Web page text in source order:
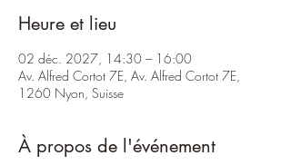
Heure et lieu
02 déc. 2027, 14:30 – 16:00
Av. Alfred Cortot 7E, Av. Alfred Cortot 7E,
1260 Nyon, Suisse
À propos de l'événement